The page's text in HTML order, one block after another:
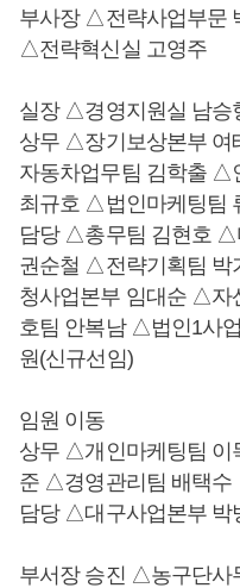
부사장 △전략사업부문
△전략혁신실 고영주
실장 △경영지원실 남승
상무 △장기보상본부
자동차업무팀 김학출
최규호 △법인마케팅팀
담당 △총무팀 김현호
권순철 △전략기획팀
청사업본부 임대순 △
호팀 안복남 △법인1사
원(신규선임)
임원 이동
상무 △개인마케팅팀
준 △경영관리팀 배택수
담당 △대구사업본부
부서장 승진 △농구단사